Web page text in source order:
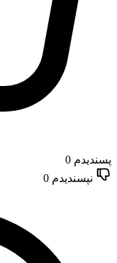
پسندیدم 0
نپسندیدم 0